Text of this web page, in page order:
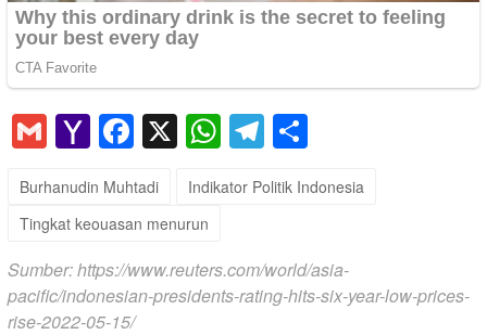
GmailYahoo
Mail
Facebook
X WhatsApp
Telegram
Burhanudin Muhtadi
Indikator Politik Indonesia
Tingkat keouasan menurun
Sumber:https://www.reuters.com/world/asia-
pacific/indonesian-presidents-rating-hits-six-year-low-prices-
rise-2022-05-15/